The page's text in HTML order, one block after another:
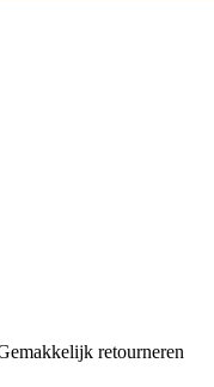
retourneren